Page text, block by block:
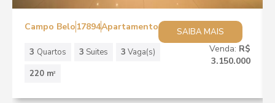
Campo Belo 17894Apartamento
SAIBA MAIS
3 Quartos 3 Suites 3 Vaga(s)
220 m2
Venda: R$
3.150.000